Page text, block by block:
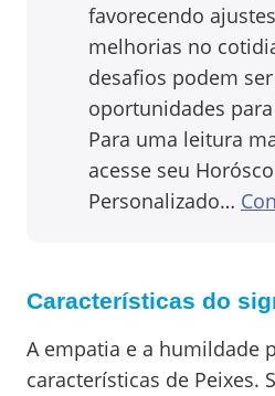
favorecendo
melhorias no
desafios podem
oportunidades
Para uma leitura
acesse seu
Personalizado…
Características do
A empatia e a humildade
características de Peixes.